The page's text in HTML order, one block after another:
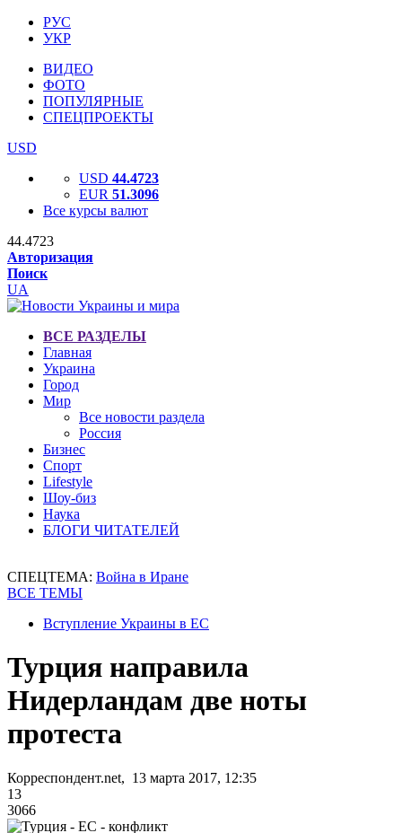
РУС
УКР
ВИДЕО
ФОТО
ПОПУЛЯРНЫЕ
СПЕЦПРОЕКТЫ
USD
USD 44.4723
EUR 51.3096
Все курсы валют
44.4723
Авторизация
Поиск
UA
ВСЕ РАЗДЕЛЫ
Главная
Украина
Город
Мир
Все новости раздела
Россия
Бизнес
Спорт
Lifestyle
Шоу-биз
Наука
БЛОГИ ЧИТАТЕЛЕЙ
СПЕЦТЕМА: Война в Иране
ВСЕ ТЕМЫ
Вступление Украины в ЕС
Турция направила
Нидерландам две ноты
протеста
Корреспондент.net, 13 марта 2017, 12:35
13
3066